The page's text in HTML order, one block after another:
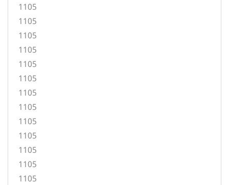
1105
1105
1105
1105
1105
1105
1105
1105
1105
1105
1105
1105
1105